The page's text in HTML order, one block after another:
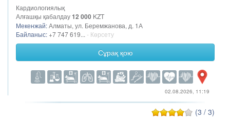
Кардиологиялық
Алғашқы қабалдау12 000 KZT
Мекенжай:Алматы, ул. Беремжанова, д. 1А
Байланыс: +7 747 619... - Көрсету
Сұрақ қою
02.08.2026, 11:19
(3 / 3)